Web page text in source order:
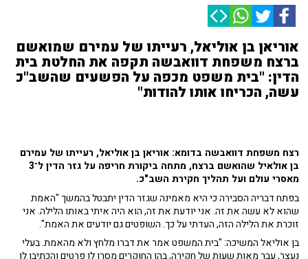
אוריאן בן אוליאל, רעייתו של עמירם שמואשם
ברצח משפחת דוואבשה תקפה את החלטת בית
הדין: "בית משפט מכפה על הפשעים שהשב"כ
עשה, הכריחו אותו להודות"
רצח משפחת דוואבשה בדומא: אוריאן בן אוליאל, רעייתו של עמירם
בן אולאיל שהואשם ברצח, מתחה ביקורת חריפה על גזר הדין ל־3
מאסרי עולם ועל תהליך חקירת השב"כ.
בפתח דבריה הסבירה כי היא מאמינה שגזר הדין יתבטל בהמשך "האמת
שהוא לא עשה את זה. אני יודעת את זה, הוא היה איתי באותו הלילה. אני
זוכרת את הלילה הזה, העדתי על כך. השופטים גם יודעים את האמת".
בן אוליאל המשיכה: "בית המשפט אמר את דברו מלחץ ולא מהאמת. בעלי
נעצר, עבר מאות שעות של חקירה, בהן החוקרים מסרו לו פרטים והכתיבו לו